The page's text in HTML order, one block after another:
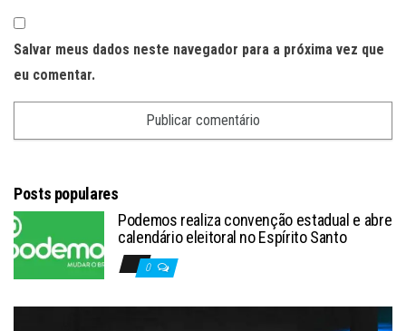
Salvar meus dados neste navegador para a próxima vez que
eu comentar.
Posts populares
Podemos realiza convenção estadual e abre
calendário eleitoral no Espírito Santo
0